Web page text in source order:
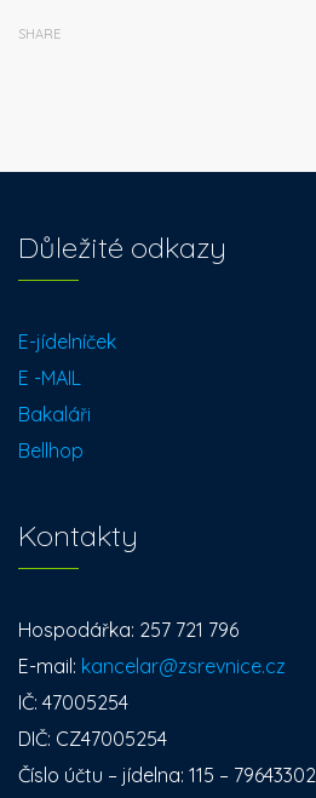
SHARE
Důležité odkazy
E-jídelníček
E -MAIL
Bakaláři
Bellhop
Kontakty
Hospodářka: 257 721 796
E-mail: kancelar@zsrevnice.cz
IČ: 47005254
DIČ: CZ47005254
Číslo účtu – jídelna: 115 –